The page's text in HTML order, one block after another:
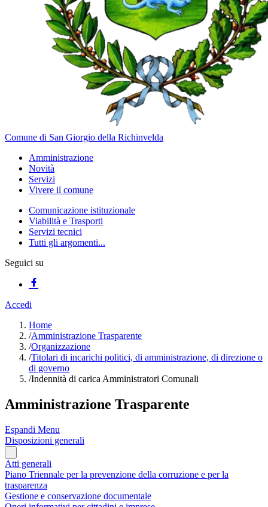
Comune di San Giorgio della Richinvelda
Amministrazione
Novità
Servizi
Vivere il comune
Comunicazione istituzionale
Viabilità e Trasporti
Servizi tecnici
Tutti gli argomenti...
Seguici su
Accedi
Home
/Amministrazione Trasparente
/Organizzazione
/Titolari di incarichi politici, di amministrazione, di direzione o
di governo
/Indennità di carica Amministratori Comunali
Amministrazione Trasparente
Espandi Menu
Disposizioni generali
Atti generali
Piano Triennale per la prevenzione della corruzione e per la
trasparenza
Gestione e conservazione documentale